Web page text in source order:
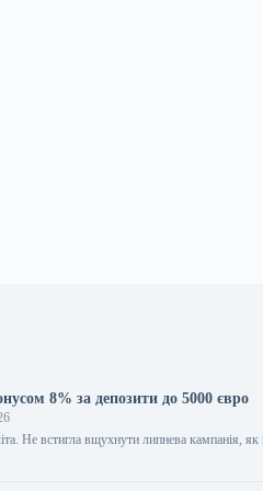
8% за депозити до 5000 євро
Не встигла вщухнути липнева кампанія,